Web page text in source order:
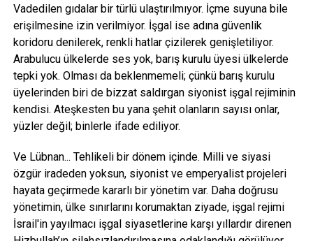
Vadedilen gıdalar bir türlü ulaştırılmıyor. İçme suyuna bile
erişilmesine izin verilmiyor. İşgal ise adına güvenlik
koridoru denilerek, renkli hatlar çizilerek genişletiliyor.
Arabulucu ülkelerde ses yok, barış kurulu üyesi ülkelerde
tepki yok. Olması da beklenmemeli; çünkü barış kurulu
üyelerinden biri de bizzat saldırgan siyonist işgal rejiminin
kendisi. Ateşkesten bu yana şehit olanların sayısı onlar,
yüzler değil; binlerle ifade ediliyor.
Ve Lübnan... Tehlikeli bir dönem içinde. Milli ve siyasi
özgür iradeden yoksun, siyonist ve emperyalist projeleri
hayata geçirmede kararlı bir yönetim var. Daha doğrusu
yönetimin, ülke sınırlarını korumaktan ziyade, işgal rejimi
İsrail'in yayılmacı işgal siyasetlerine karşı yıllardır direnen